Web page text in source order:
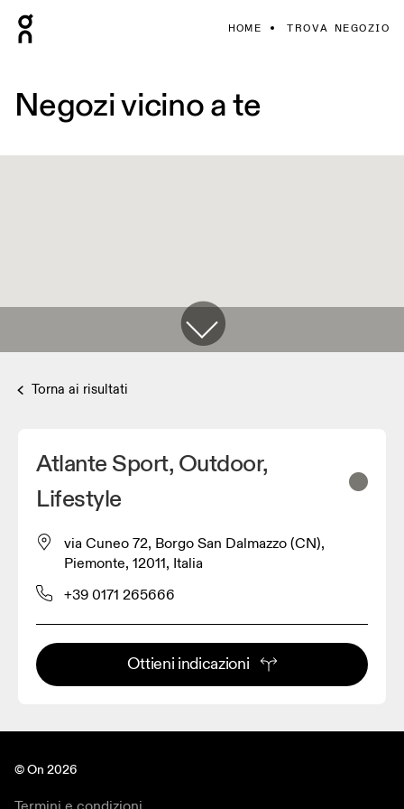
HOME TROVA NEGOZIO
Negozi vicino a te
Torna ai risultati
Atlante Sport, Outdoor,
Lifestyle
via Cuneo 72, Borgo San Dalmazzo (CN),
Piemonte, 12011, Italia
+39 0171 265666
Ottieni indicazioni
© On 2026